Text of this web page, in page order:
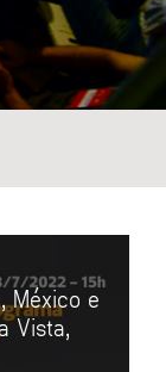
México e
Vista,